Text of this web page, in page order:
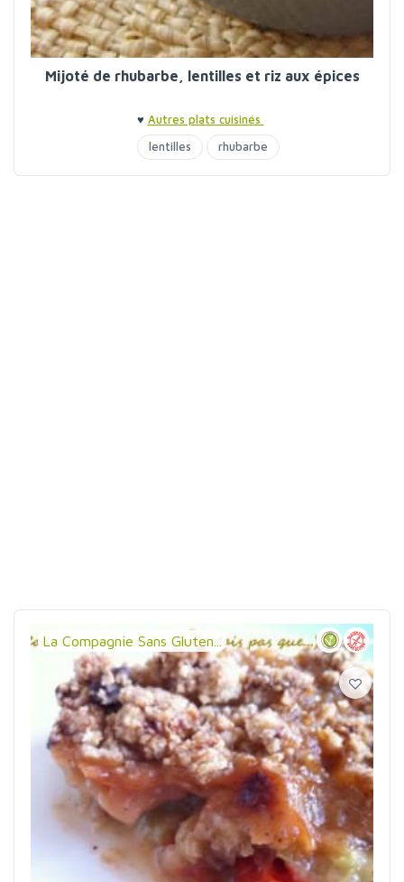
Mijoté de rhubarbe, lentilles et riz aux épices
♥ Autres plats cuisinés
lentilles
rhubarbe
La Compagnie Sans Gluten...